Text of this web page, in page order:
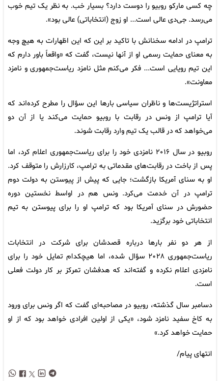
چه کسی مارکو روبیو را دوست دارد؟ بسیار خب. به نظر یک تیم خوب
می‌رسد. جی‌دی عالی است... او زوج (انتخاباتی) عالی بود».
ترامپ در ادامه سخنانش با تاکید بر این که این اظهارات به هیچ وجه
به معنای حمایت رسمی او از آنها نیست، گفت که «واقعاً باور دارم که
این تیم رویایی است... فکر می‌کنم مثل نامزد ریاست‌جمهوری و نامزد
معاونت».
استراتژیست‌ها و ناظران سیاسی بار‌ها این سؤال را مطرح کرده‌اند که
آیا ترامپ از ونس در رقابت با روبیو حمایت می‌کند یا از آن دو
می‌خواهد که در قالب یک تیم وارد رقابت شوند.
روبیو در سال ۲۰۱۶ نامزدی خود را برای ریاست‌جمهوری اعلام کرد، اما
پس از باخت در رقابت‌های مقدماتی به ترامپ، کارزارش را متوقف کرد.
او به سنای آمریکا بازگشت؛ جایی که پیش از پیوستن به دولت دوم
ترامپ در آن خدمت می‌کرد. ونس هم در اواسط نخستین دوره
حضورش در سنای آمریکا بود که ترامپ او را برای پیوستن به تیم
انتخاباتی خود برگزید.
از هر دو نفر بار‌ها درباره قصدشان برای شرکت در انتخابات
ریاست‌جمهوری ۲۰۲۸ سؤال شده، اما هیچکدام تمایل خود را برای
نامزدی اعلام نکرده و گفته‌اند که هدفشان تمرکز بر کار دولت فعلی
است.
دسامبر سال گذشته، روبیو در مصاحبه‌ای گفت که اگر ونس برای ورود
به کاخ سفید نامزد شود، «یکی از اولین افرادی خواهد بود که از او
حمایت خواهد کرد.»
انتهای پیام/